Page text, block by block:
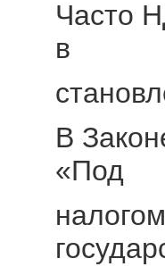
Часто
в
В
«Под